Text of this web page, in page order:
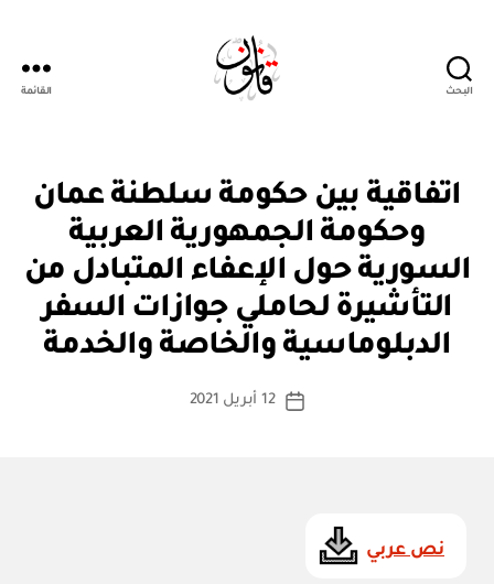
البحث القائمة
التصنيفات
ي
اتفاقية بين حكومة سلطنة عمان
وحكومة الجمهورية العربية
السورية حول الإعفاء المتبادل من
التأشيرة لحاملي جوازات السفر
الدبلوماسية والخاصة والخدمة
كاتب
بو
س
ة
تاريخ
12 أبريل 2021
نص عربي